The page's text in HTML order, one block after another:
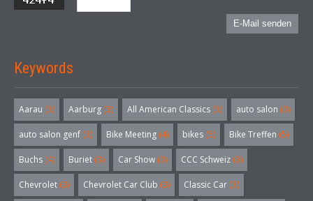
E-Mail senden
Keywords
Aarau (3) Aarburg (3) All American Classics (3) auto salon (3)
auto salon genf (3) Bike Meeting (4) bikes (5) Bike Treffen (5)
Buchs (4) Buriet (3) Car Show (3) CCC Schweiz (3)
Chevrolet (3) Chevrolet Car Club (3) Classic Car (3)